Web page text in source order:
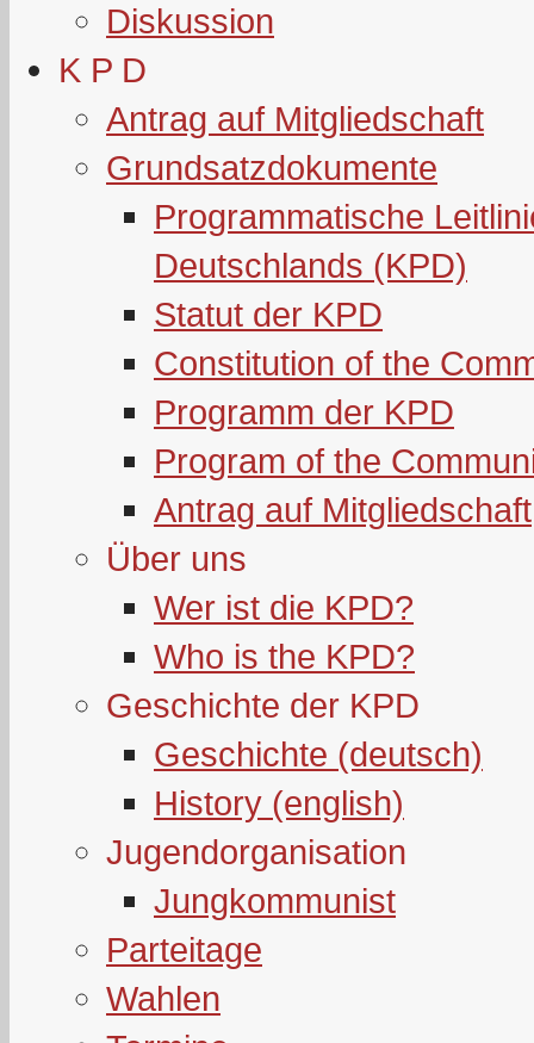
Diskussion
K P D
Antrag auf Mitgliedschaft
Grundsatzdokumente
Programmatische
Deutschlands (KPD)
Statut der KPD
Constitution of the
Programm der KPD
Program of the
Antrag auf Mitgliedschaft
Über uns
Wer ist die KPD?
Who is the KPD?
Geschichte der KPD
Geschichte (deutsch)
History (english)
Jugendorganisation
Jungkommunist
Parteitage
Wahlen